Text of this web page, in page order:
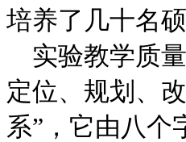
培养了几十名
实验教学质
定位、规划、
系”，它由八个